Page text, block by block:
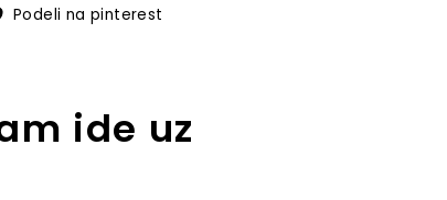
Podeli na pinterest
ide uz